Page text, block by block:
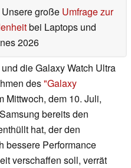
Unsere große Umfrage zur
bei Laptops und
2026
die Galaxy Watch Ultra
des"Galaxy
Mittwoch, dem 10. Juli,
bereits den
hat, der den
bessere Performance
verschaffen soll, verrät